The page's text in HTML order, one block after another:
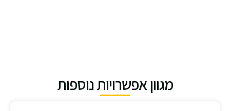
מגוון אפשרויות נוספות